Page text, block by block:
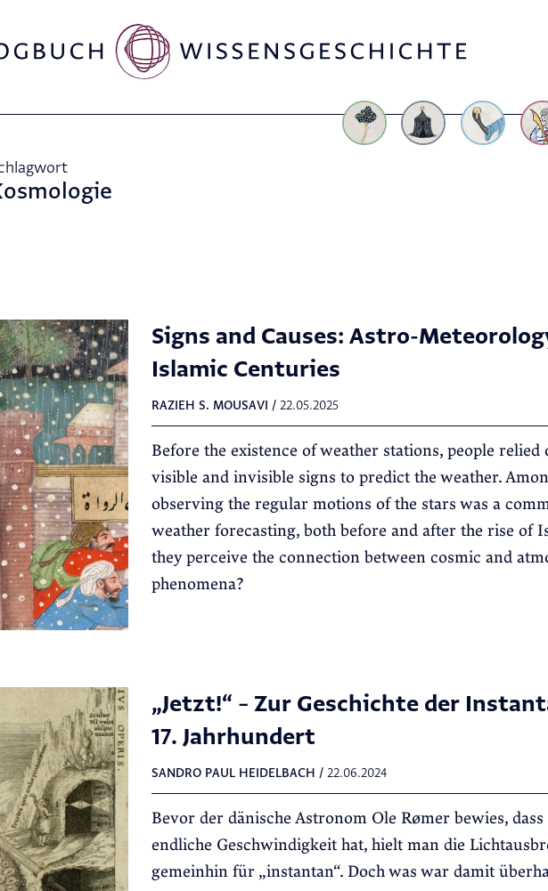
Signs and Causes: Astro-
Islamic Centuries
RAZIEH S. MOUSAVI / 22.05.2025
Before the existence of weather stations, people relied
visible and invisible signs to predict the weather.
observing the regular motions of the stars was a
weather forecasting, both before and after the rise of
they perceive the connection between cosmic and
phenomena?
„Jetzt!“ – Zur Geschichte der
17. Jahrhundert
SANDRO PAUL HEIDELBACH / 22.06.2024
Bevor der dänische Astronom Ole Rømer bewies,
endliche Geschwindigkeit hat, hielt man die
gemeinhin für „instantan“. Doch was war damit